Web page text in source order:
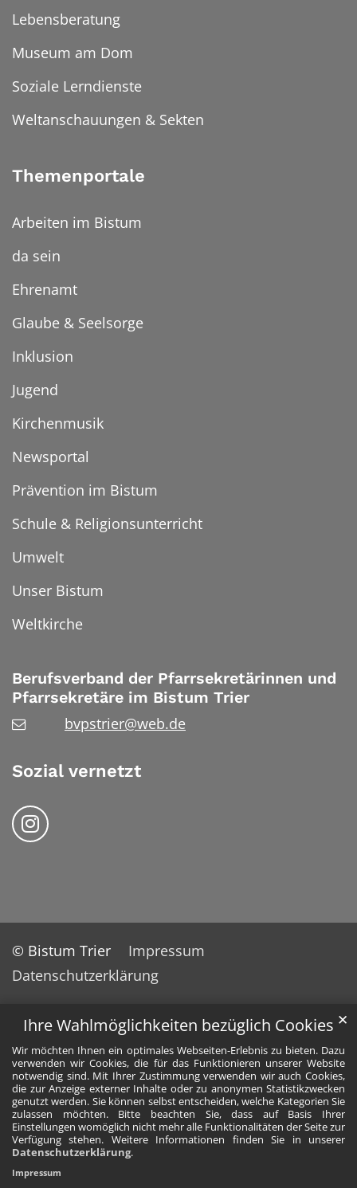
Ihre Wahlmöglichkeiten bezüglich Cookies
Wir möchten Ihnen ein optimales Webseiten-Erlebnis zu bieten. Dazu
verwenden wir Cookies, die für das Funktionieren unserer Website
notwendig sind. Mit Ihrer Zustimmung verwenden wir auch Cookies,
die zur Anzeige externer Inhalte oder zu anonymen Statistikzwecken
genutzt werden. Sie können selbst entscheiden, welche Kategorien Sie
zulassen möchten. Bitte beachten Sie, dass auf Basis Ihrer
Einstellungen womöglich nicht mehr alle Funktionalitäten der Seite zur
Verfügung stehen. Weitere Informationen finden Sie in unserer
Datenschutzerklärung.
✕
Impressum
Lebensberatung
Museum am Dom
Soziale Lerndienste
Weltanschauungen & Sekten
Themenportale
Arbeiten im Bistum
da sein
Ehrenamt
Glaube & Seelsorge
Inklusion
Jugend
Kirchenmusik
Newsportal
Prävention im Bistum
Schule & Religionsunterricht
Umwelt
Unser Bistum
Weltkirche
Berufsverband der Pfarrsekretärinnen und
Pfarrsekretäre im Bistum Trier
bvpstrier@web.de
Sozial vernetzt
Folgen Sie uns auf Instragram
© Bistum Trier
Impressum
Datenschutzerklärung